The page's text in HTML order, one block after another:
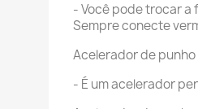
- Você pode trocar a
Sempre conecte
Acelerador de punho
- É um acelerador